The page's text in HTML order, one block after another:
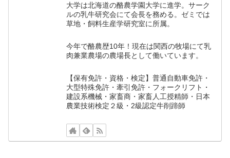
大学は北海道の酪農学園大学に進学。サーク
ルの乳牛研究会にて会長を務める。ゼミでは
草地・飼料生産学研究室に所属。
今年で酪農歴10年！現在は関西の牧場にて乳
肉兼業農場の農場長として働いています。
【保有免許・資格・検定】普通自動車免許・
大型特殊免許・牽引免許・フォークリフト・
建設系機械・家畜商・家畜人工授精師・日本
農業技術検定２級・2級認定牛削蹄師